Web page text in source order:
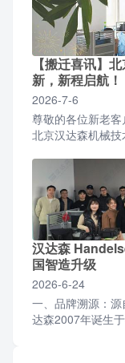
【搬迁喜讯】
新，新程启航！
2026-7-6
尊敬的各位新老
北京汉达森机械
境、升...
汉达森
国智造升级
2026-6-24
一、品牌溯源：
达森2007年诞生